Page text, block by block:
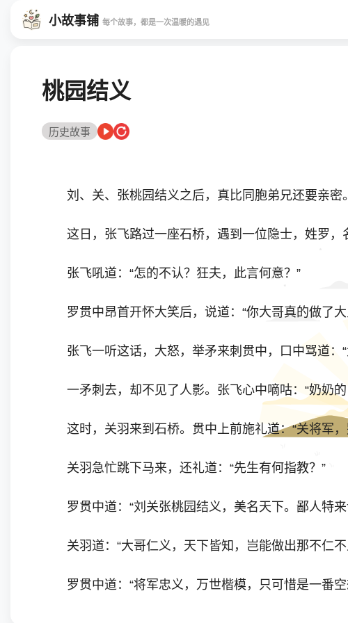
小故事铺 每个故事，都是一次温暖的遇见
桃园结义
历史故事
刘、关、张桃园结义之后，真比同胞弟兄还要亲密。
这日，张飞路过一座石桥，遇到一位隐士，姓罗，
张飞吼道：“怎的不认？狂夫，此言何意？”
罗贯中昂首开怀大笑后，说道：“你大哥真的做了大
张飞一听这话，大怒，举矛来刺贯中，口中骂道：“
一矛刺去，却不见了人影。张飞心中嘀咕：“奶奶的
这时，关羽来到石桥。贯中上前施礼道：“关将军，
关羽急忙跳下马来，还礼道：“先生有何指教？”
罗贯中道：“刘关张桃园结义，美名天下。鄙人特来
关羽道：“大哥仁义，天下皆知，岂能做出那不仁不
罗贯中道：“将军忠义，万世楷模，只可惜是一番空